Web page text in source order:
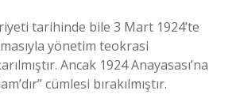
tarihinde bile 3 Mart 1924’te
yönetim teokrasi
Ancak 1924 Anayasası’na
cümlesi bırakılmıştır.